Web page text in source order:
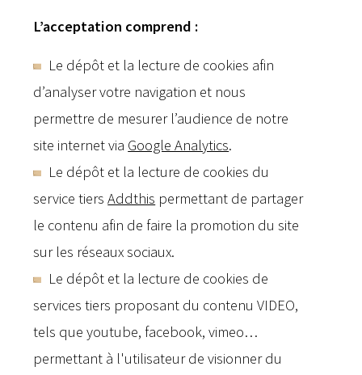
L’acceptation comprend :
Le dépôt et la lecture de cookies afin
d’analyser votre navigation et nous
permettre de mesurer l’audience de notre
site internet via Google Analytics.
Le dépôt et la lecture de cookies du
service tiersAddthis permettant de partager
le contenu afin de faire la promotion du site
sur les réseaux sociaux.
Le dépôt et la lecture de cookies de
services tiers proposant du contenu VIDEO,
tels que youtube, facebook, vimeo…
permettant à l'utilisateur de visionner du